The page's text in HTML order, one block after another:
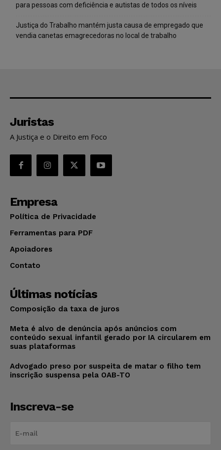
para pessoas com deficiência e autistas de todos os níveis
Justiça do Trabalho mantém justa causa de empregado que
vendia canetas emagrecedoras no local de trabalho
Juristas
A Justiça e o Direito em Foco
Empresa
Política de Privacidade
Ferramentas para PDF
Apoiadores
Contato
Últimas notícias
Composição da taxa de juros
Meta é alvo de denúncia após anúncios com
conteúdo sexual infantil gerado por IA circularem em
suas plataformas
Advogado preso por suspeita de matar o filho tem
inscrição suspensa pela OAB-TO
Inscreva-se